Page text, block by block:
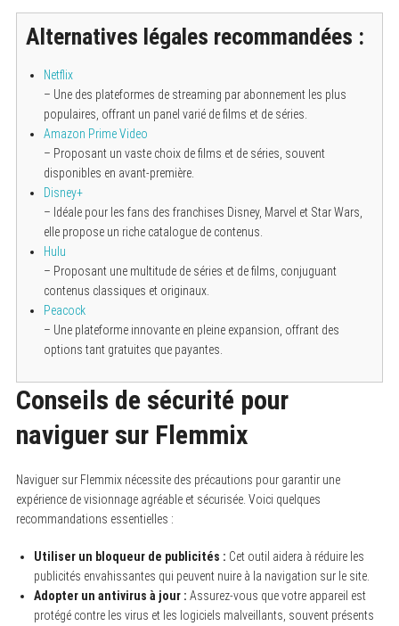
Alternatives légales recommandées :
Netflix
– Une des plateformes de streaming par abonnement les plus
populaires, offrant un panel varié de films et de séries.
Amazon Prime Video
– Proposant un vaste choix de films et de séries, souvent
disponibles en avant-première.
Disney+
– Idéale pour les fans des franchises Disney, Marvel et Star Wars,
elle propose un riche catalogue de contenus.
Hulu
– Proposant une multitude de séries et de films, conjuguant
contenus classiques et originaux.
Peacock
– Une plateforme innovante en pleine expansion, offrant des
options tant gratuites que payantes.
Conseils de sécurité pour
naviguer sur Flemmix
Naviguer sur Flemmix nécessite des précautions pour garantir une
expérience de visionnage agréable et sécurisée. Voici quelques
recommandations essentielles :
Utiliser un bloqueur de publicités : Cet outil aidera à réduire les
publicités envahissantes qui peuvent nuire à la navigation sur le site.
Adopter un antivirus à jour : Assurez-vous que votre appareil est
protégé contre les virus et les logiciels malveillants, souvent présents